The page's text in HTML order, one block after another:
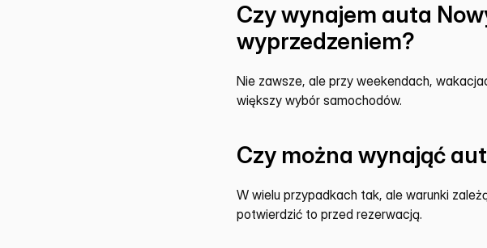
Czy wynajem auta
wyprzedzeniem?
Nie zawsze, ale przy weekendach,
większy wybór samochodów.
Czy można wynająć
W wielu przypadkach tak, ale warunki
potwierdzić to przed rezerwacją.